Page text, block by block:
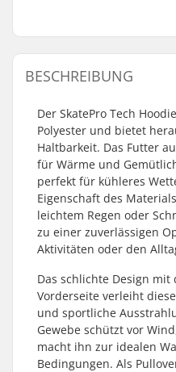
BESCHREIBUNG
Der SkatePro Tech
Polyester und bietet
Haltbarkeit. Das Futter
für Wärme und
perfekt für kühleres
Eigenschaft des
leichtem Regen oder
zu einer zuverlässigen
Aktivitäten oder den
Das schlichte Design
Vorderseite verleiht
und sportliche
Gewebe schützt vor
macht ihn zur idealen
Bedingungen. Als